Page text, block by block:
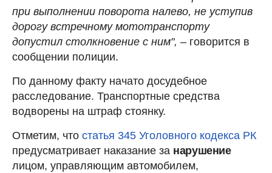
при выполнении поворота налево, не уступив
дорогу встречному мототранспорту
допустил столкновение с ним", – говорится в
сообщении полиции.
По данному факту начато досудебное
расследование. Транспортные средства
водворены на штраф стоянку.
Отметим, что статья 345 Уголовного кодекса РК
предусматривает наказание за нарушение
лицом, управляющим автомобилем,